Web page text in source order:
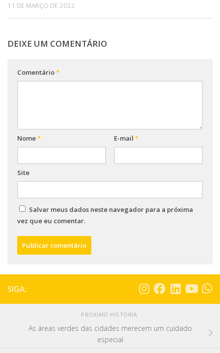
11 DE MARÇO DE 2022
DEIXE UM COMENTÁRIO
Comentário*
Nome* E-mail *
Site
Salvar meus dados neste navegador para a próxima
vez que eu comentar.
SIGA:
PRÓXIMO HISTÓRIA
As áreas verdes das cidades merecem um cuidado
especial